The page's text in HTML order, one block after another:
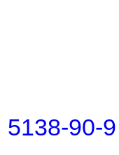
90-9